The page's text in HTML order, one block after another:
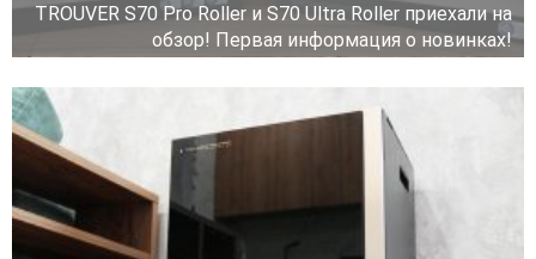
TROUVER S70 Pro Roller и S70 Ultra Roller приехали на
обзор! Первая информация о новинках!